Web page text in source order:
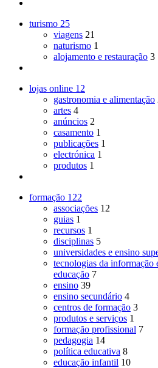
turismo 25
viagens 21
naturismo 1
alojamento e restauração 3
lojas online 12
gastronomia e alimentação
artes 4
anúncios 2
casamento 1
publicações 1
electrónica 1
produtos 1
formação 122
associações 12
guias 1
recursos 1
disciplinas 5
universidades e ensino
tecnologias da informação
educação 7
ensino 39
ensino secundário 4
centros de formação 3
produtos e serviços 1
formação profissional 7
pedagogia 14
política educativa 8
educação infantil 10